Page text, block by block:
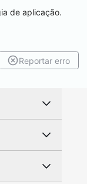
de aplicação.
Reportar erro